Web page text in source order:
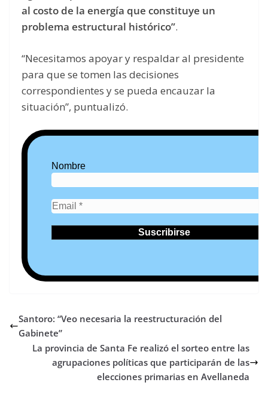
al costo de la energía que constituye un
problema estructural histórico”.
“Necesitamos apoyar y respaldar al presidente
para que se tomen las decisiones
correspondientes y se pueda encauzar la
situación”, puntualizó.
Nombre
Santoro: “Veo necesaria la reestructuración del
Gabinete”
La provincia de Santa Fe realizó el sorteo entre las
agrupaciones políticas que participarán de las
elecciones primarias en Avellaneda